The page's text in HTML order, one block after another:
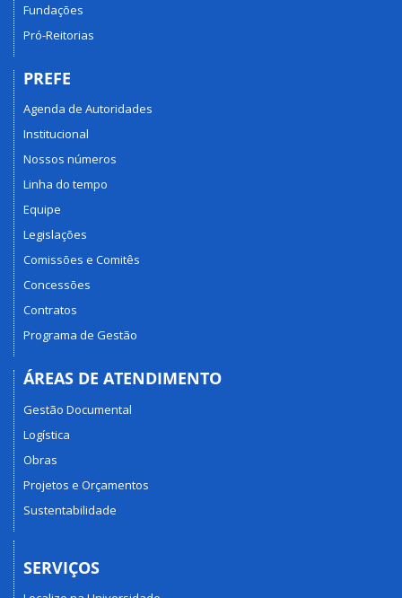
Fundações
Pró-Reitorias
PREFE
Agenda de Autoridades
Institucional
Nossos números
Linha do tempo
Equipe
Legislações
Comissões e Comitês
Concessões
Contratos
Programa de Gestão
ÁREAS DE ATENDIMENTO
Gestão Documental
Logística
Obras
Projetos e Orçamentos
Sustentabilidade
SERVIÇOS